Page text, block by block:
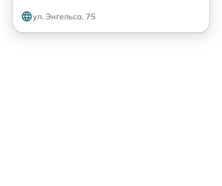
ул. Энгельса, 75